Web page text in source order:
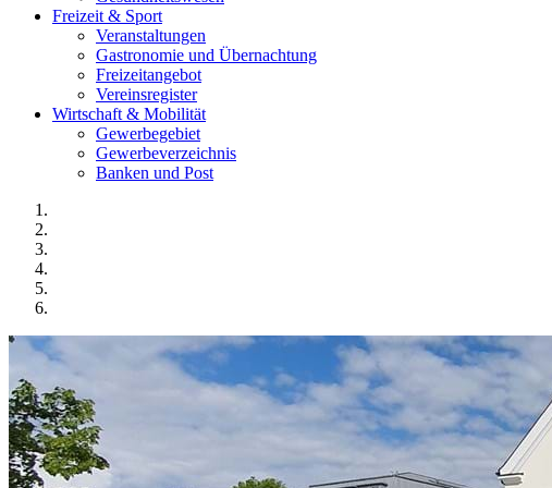
Freizeit & Sport
Veranstaltungen
Gastronomie und Übernachtung
Freizeitangebot
Vereinsregister
Wirtschaft & Mobilität
Gewerbegebiet
Gewerbeverzeichnis
Banken und Post